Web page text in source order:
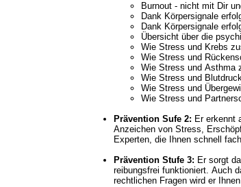
Burnout - nicht mit Dir
Dank Körpersignale
Dank Körpersignale
Übersicht über die
Wie Stress und Krebs
Wie Stress und
Wie Stress und Asthma
Wie Stress und
Wie Stress und
Wie Stress und
Prävention Sufe 2: Er erkennt
Anzeichen von Stress, Erschöpfung, Depressionen und Burnout vorliegen. Er kennt in seinem Netzwerk verantwortliche andere
Experten, die Ihnen schnell
Prävention Stufe 3: Er sorgt
reibungsfrei funktioniert. Auch das betriebliche Eingliederungsmanagement (BeM) gehört zu seinen
rechtlichen Fragen wird er